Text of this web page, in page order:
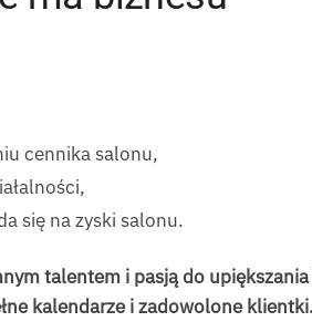
cennika salonu,
się na zyski salonu.
talentem i pasją do
kalendarze i zadowolone